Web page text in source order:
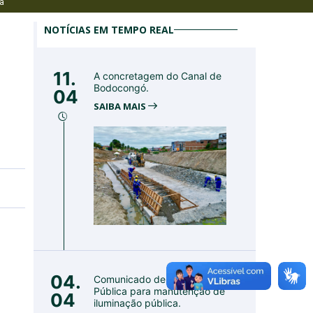
NOTÍCIAS EM TEMPO REAL
11.
04
A concretagem do Canal de
Bodocongó.
SAIBA MAIS
04.
04
Comunicado de Utilidade
Pública para manutenção de
iluminação pública.